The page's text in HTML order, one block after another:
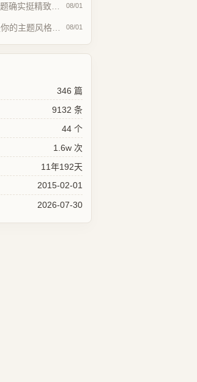
是花很多时间打磨的，现在都是用AI写代码... 08/01
主题风格好看 08/01
346 篇
9132 条
44 个
1.6w 次
11年192天
2015-02-01
2026-07-30